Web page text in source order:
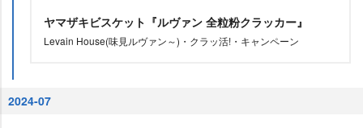
ヤマザキビスケット『ルヴァン 全粒粉クラッカー』
Levain House(味見ルヴァン～)・クラッ活!・キャンペーン
2024-07